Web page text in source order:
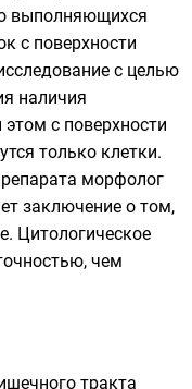
выполняющихся
с поверхности
с целью
наличия
с поверхности
только клетки.
морфолог
заключение о том,
Цитологическое
чем
тракта